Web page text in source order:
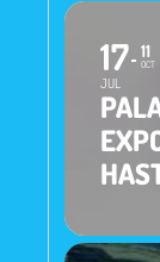
17
JUL
11
OCT